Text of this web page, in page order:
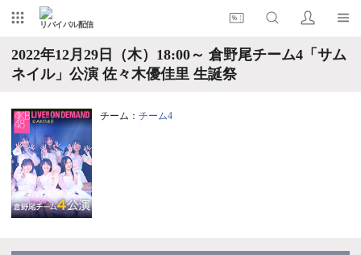
リバイバル配信
2022年12月29日（木）18:00～ 倉野尾チーム4「サム
ネイル」公演 佐々木優佳里 生誕祭
チーム： チーム4